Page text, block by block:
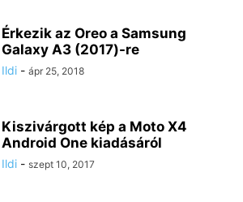
Érkezik az Oreo a Samsung
Galaxy A3 (2017)-re
Ildi - ápr 25, 2018
Kiszivárgott kép a Moto X4
Android One kiadásáról
Ildi - szept 10, 2017